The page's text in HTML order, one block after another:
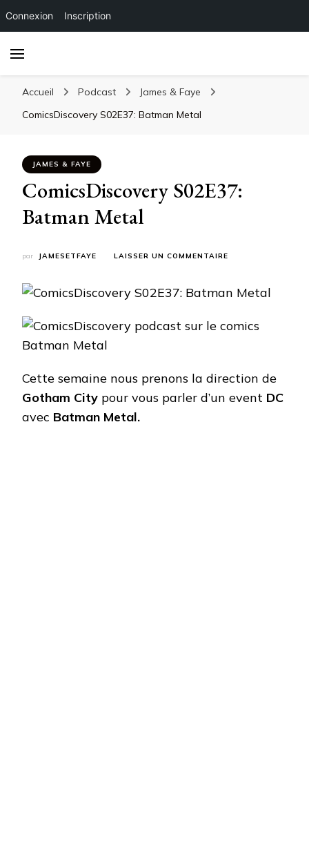
Connexion Inscription
Accueil Podcast
James & Faye
ComicsDiscovery S02E37: Batman Metal
JAMES & FAYE
ComicsDiscovery S02E37:
Batman Metal
par JAMESETFAYE LAISSER UN COMMENTAIRE
BATMAN
Cette semaine nous prenons la direction de
Gotham City pour vous parler d’un event DC
avec Batman Metal.